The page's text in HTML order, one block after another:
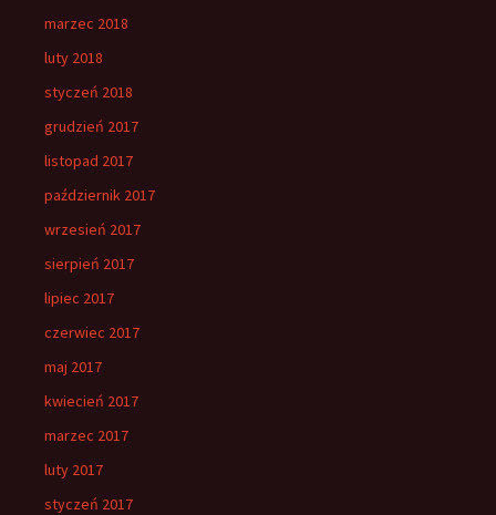
marzec 2018
luty 2018
styczeń 2018
grudzień 2017
listopad 2017
październik 2017
wrzesień 2017
sierpień 2017
lipiec 2017
czerwiec 2017
maj 2017
kwiecień 2017
marzec 2017
luty 2017
styczeń 2017